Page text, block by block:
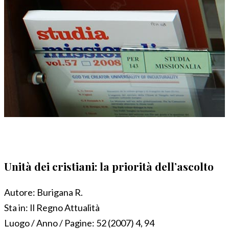
Unità dei cristiani: la priorità dell’ascolto
Autore: Burigana R.
Sta in: Il Regno Attualità
Luogo / Anno / Pagine: 52 (2007) 4, 94